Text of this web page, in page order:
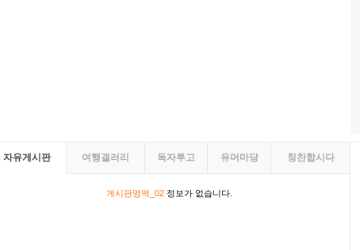
자유게시판 여행갤러리 독자투고 유머마당 칭찬합시다
게시판영역_02정보가 없습니다.